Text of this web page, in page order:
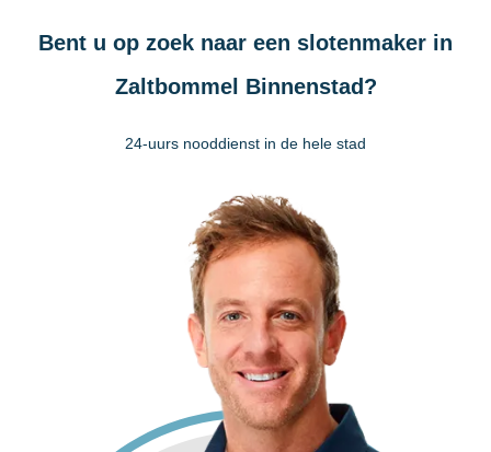
Bent u op zoek naar een slotenmaker in
Zaltbommel Binnenstad?
24-uurs nooddienst in de hele stad